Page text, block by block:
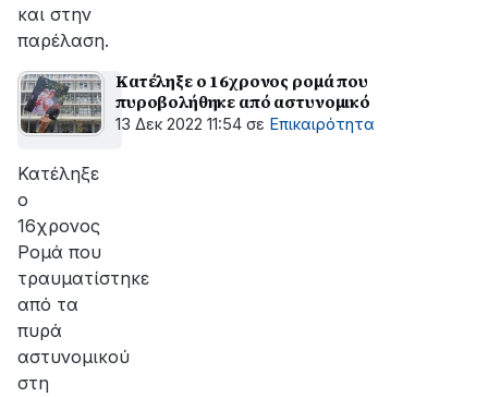
και στην
παρέλαση.
Κατέληξε ο 16χρονος ρομά που
πυροβολήθηκε από αστυνομικό
13 Δεκ 2022 11:54 σε Επικαιρότητα
Κατέληξε
ο
16χρονος
Ρομά που
τραυματίστηκε
από τα
πυρά
αστυνομικού
στη